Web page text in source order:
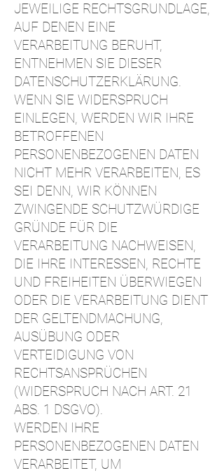
JEWEILIGE RECHTSGRUNDLAGE,
AUF DENEN EINE
VERARBEITUNG BERUHT,
ENTNEHMEN SIE DIESER
DATENSCHUTZERKLÄRUNG.
WENN SIE WIDERSPRUCH
EINLEGEN, WERDEN WIR IHRE
BETROFFENEN
PERSONENBEZOGENEN DATEN
NICHT MEHR VERARBEITEN, ES
SEI DENN, WIR KÖNNEN
ZWINGENDE SCHUTZWÜRDIGE
GRÜNDE FÜR DIE
VERARBEITUNG NACHWEISEN,
DIE IHRE INTERESSEN, RECHTE
UND FREIHEITEN ÜBERWIEGEN
ODER DIE VERARBEITUNG DIENT
DER GELTENDMACHUNG,
AUSÜBUNG ODER
VERTEIDIGUNG VON
RECHTSANSPRÜCHEN
(WIDERSPRUCH NACH ART. 21
ABS. 1 DSGVO).
WERDEN IHRE
PERSONENBEZOGENEN DATEN
VERARBEITET, UM